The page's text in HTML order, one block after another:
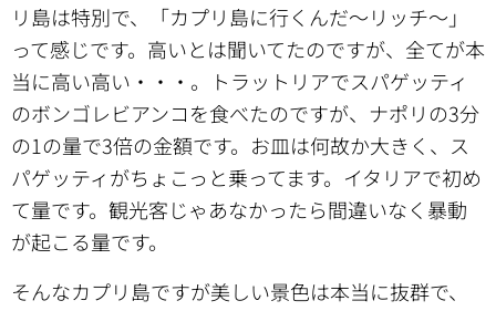
リ島は特別で、「カプリ島に行くんだ～リッチ～」
って感じです。高いとは聞いてたのですが、全てが本
当に高い高い・・・。トラットリアでスパゲッティ
のボンゴレビアンコを食べたのですが、ナポリの3分
の1の量で3倍の金額です。お皿は何故か大きく、ス
パゲッティがちょこっと乗ってます。イタリアで初め
て量です。観光客じゃあなかったら間違いなく暴動
が起こる量です。
そんなカプリ島ですが美しい景色は本当に抜群で、